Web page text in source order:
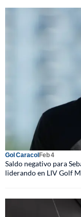
Gol CaracolFeb 4
Saldo negativo para
liderando en LIV Golf